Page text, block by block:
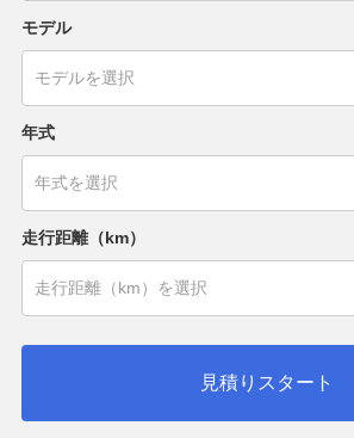
モデル
年式
走行距離（km）
見積りスタート